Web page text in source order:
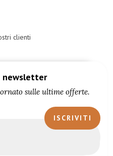
clienti
newsletter
sulle ultime offerte.
ISCRIVITI